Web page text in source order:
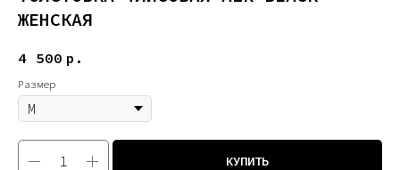
ЖЕНСКАЯ
4 500 р.
Размер
КУПИТЬ